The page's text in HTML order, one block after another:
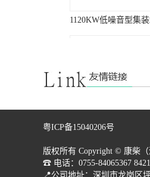
对湿度：≤60%表面长霉等
级:≤GB/T2423.16/2级抗地
功率(KW)：400常用功率
(KW)：360机组尺寸(mm)：
(kg)：4700转速(r/min)：
燃油耗（g/kw.h)：197频率
(HZ)：50瞬态电压调整率：
≤-15%/+20%稳态电压调整
率：≤±1%电压稳定时间：
≤3sec电压波动率：≤0.5%
粤ICP备15040206号
版权所有 Copyright © 康柴
☎ 电话：0755-84065367
📍公司地址：深圳市龙岗区